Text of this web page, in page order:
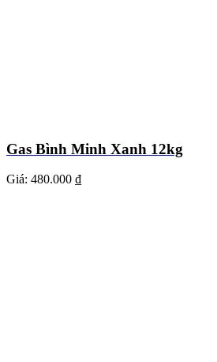
Gas Bình Minh Xanh 12kg
Giá: 480.000 ₫